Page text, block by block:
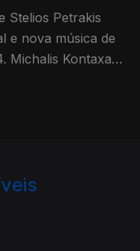
Stelios Petrakis
e nova música de
Michalis Kontaxakis